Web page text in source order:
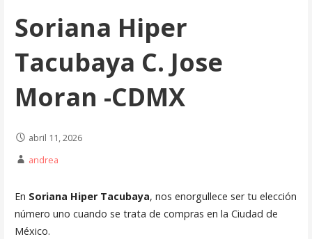
Soriana Hiper
Tacubaya C. Jose
Moran -CDMX
abril 11, 2026
andrea
En Soriana Hiper Tacubaya, nos enorgullece ser tu elección
número uno cuando se trata de compras en la Ciudad de
México.